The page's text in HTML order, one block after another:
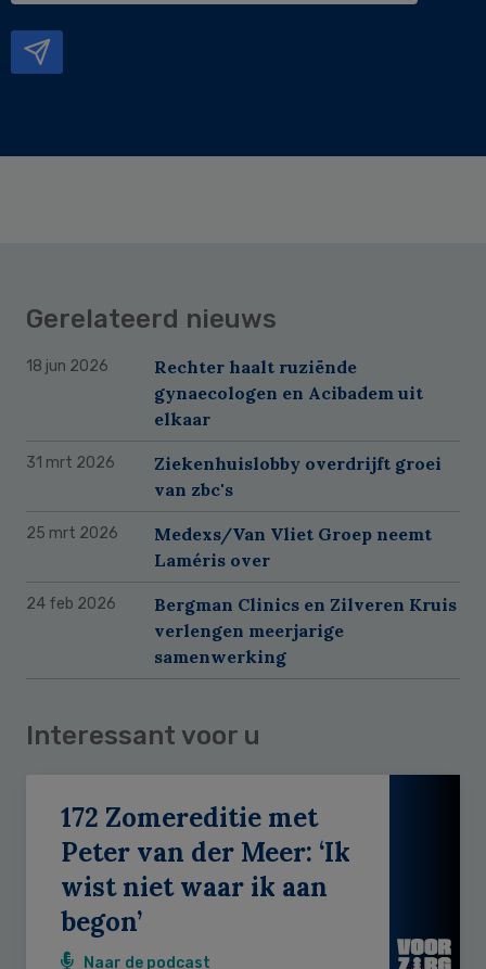
Gerelateerd nieuws
18 jun 2026
Rechter haalt ruziënde
gynaecologen en Acibadem uit
elkaar
31 mrt 2026
Ziekenhuislobby overdrijft groei
van zbc's
25 mrt 2026
Medexs/Van Vliet Groep neemt
Laméris over
24 feb 2026
Bergman Clinics en Zilveren Kruis
verlengen meerjarige
samenwerking
Interessant voor u
172 Zomereditie met
Peter van der Meer: ‘Ik
wist niet waar ik aan
begon’
Naar de podcast